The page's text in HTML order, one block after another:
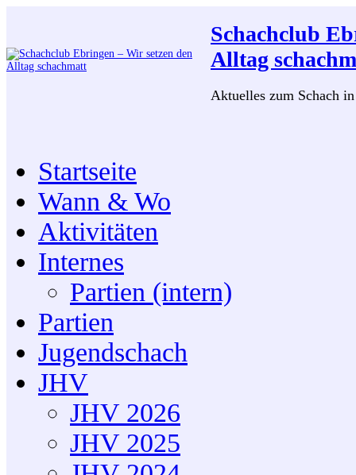
Schachclub
Alltag
Aktuelles zum Schach
Startseite
Wann & Wo
Aktivitäten
Internes
Partien (intern)
Partien
Jugendschach
JHV
JHV 2026
JHV 2025